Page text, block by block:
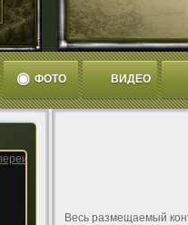
◉ ФОТО ВИДЕО
Весь размещаемый